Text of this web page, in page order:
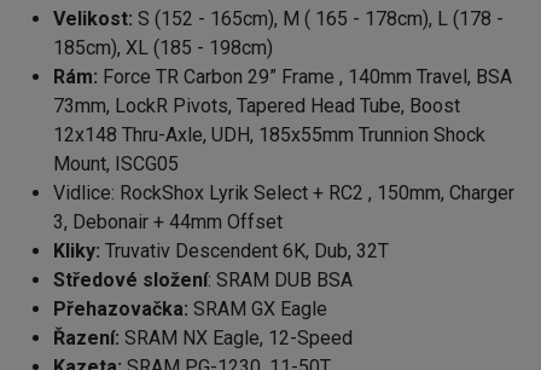
Velikost: S (152 - 165cm), M ( 165 - 178cm), L (178 -
185cm), XL (185 - 198cm)
Rám: Force TR Carbon 29” Frame , 140mm Travel, BSA
73mm, LockR Pivots, Tapered Head Tube, Boost
12x148 Thru-Axle, UDH, 185x55mm Trunnion Shock
Mount, ISCG05
Vidlice: RockShox Lyrik Select + RC2 , 150mm, Charger
3, Debonair + 44mm Offset
Kliky: Truvativ Descendent 6K, Dub, 32T
Středové složení: SRAM DUB BSA
Přehazovačka: SRAM GX Eagle
Řazení: SRAM NX Eagle, 12-Speed